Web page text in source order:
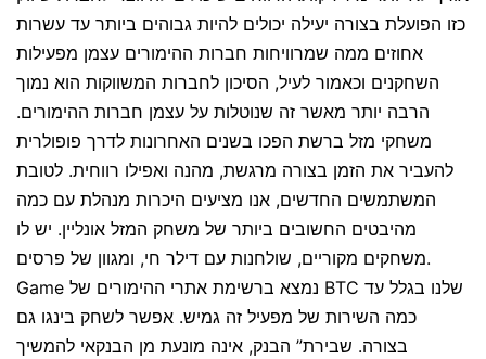
כזו הפועלת בצורה יעילה יכולים להיות גבוהים ביותר עד עשרות
אחוזים ממה שמרוויחות חברות ההימורים עצמן מפעילות
השחקנים וכאמור לעיל, הסיכון לחברות המשווקות הוא נמוך
הרבה יותר מאשר זה שנוטלות על עצמן חברות ההימורים.
משחקי מזל ברשת הפכו בשנים האחרונות לדרך פופולרית
להעביר את הזמן בצורה מרגשת, מהנה ואפילו רווחית. לטובת
המשתמשים החדשים, אנו מציעים היכרות מנהלת עם כמה
מהיבטים החשובים ביותר של משחק המזל אונליין. יש לו
משחקים מקוריים, שולחנות עם דילר חי, ומגוון של פרסים.
Game נמצא ברשימת אתרי ההימורים של BTC שלנו בגלל עד
כמה השירות של מפעיל זה גמיש. אפשר לשחק בינגו גם
בצורה. שבירת” הבנק, אינה מונעת מן הבנקאי להמשיך